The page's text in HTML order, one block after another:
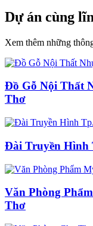
Dự án cùng
Xem thêm những
Đồ Gỗ Nội Thất
Thơ
Đài Truyền Hình
Văn Phòng
Thơ